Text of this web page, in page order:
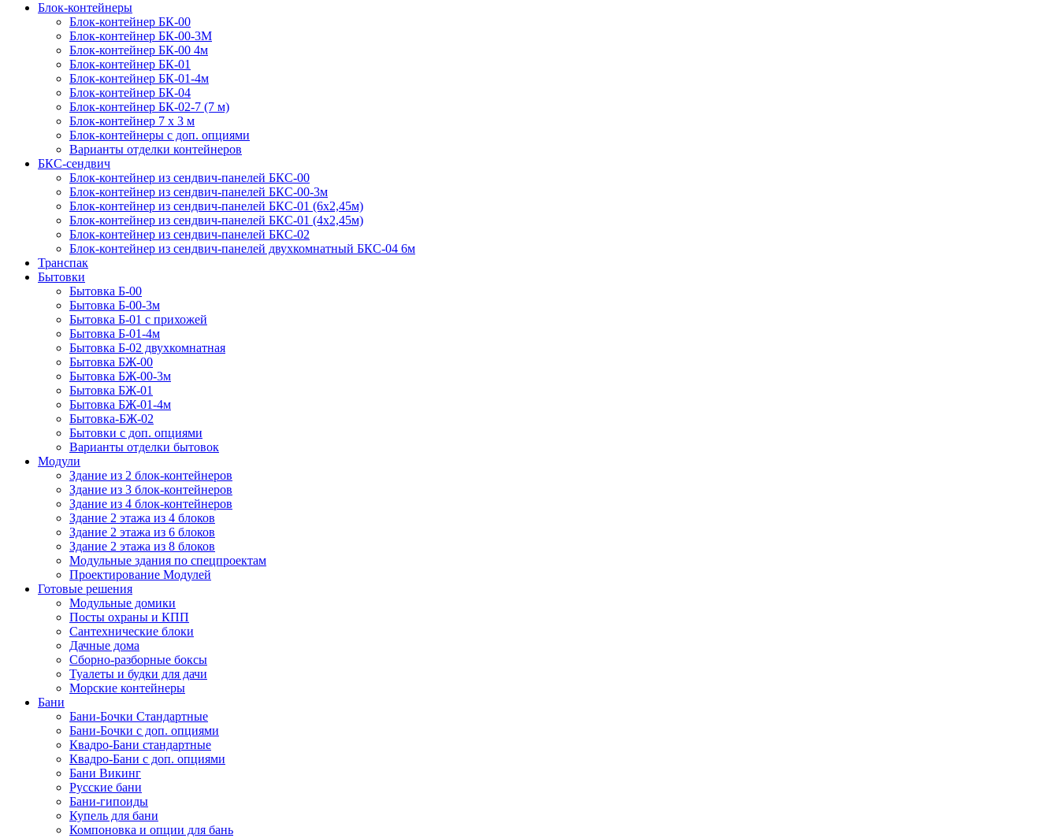
Блок-контейнеры
Блок-контейнер БК-00
Блок-контейнер БК-00-3М
Блок-контейнер БК-00 4м
Блок-контейнер БК-01
Блок-контейнер БК-01-4м
Блок-контейнер БК-04
Блок-контейнер БК-02-7 (7 м)
Блок-контейнер 7 х 3 м
Блок-контейнеры с доп. опциями
Варианты отделки контейнеров
БКС-сендвич
Блок-контейнер из сендвич-панелей БКС-00
Блок-контейнер из сендвич-панелей БКС-00-3м
Блок-контейнер из сендвич-панелей БКС-01 (6х2,45м)
Блок-контейнер из сендвич-панелей БКС-01 (4х2,45м)
Блок-контейнер из сендвич-панелей БКС-02
Блок-контейнер из сендвич-панелей двухкомнатный БКС-04 6м
Транспак
Бытовки
Бытовка Б-00
Бытовка Б-00-3м
Бытовка Б-01 с прихожей
Бытовка Б-01-4м
Бытовка Б-02 двухкомнатная
Бытовка БЖ-00
Бытовка БЖ-00-3м
Бытовка БЖ-01
Бытовка БЖ-01-4м
Бытовка-БЖ-02
Бытовки с доп. опциями
Варианты отделки бытовок
Модули
Здание из 2 блок-контейнеров
Здание из 3 блок-контейнеров
Здание из 4 блок-контейнеров
Здание 2 этажа из 4 блоков
Здание 2 этажа из 6 блоков
Здание 2 этажа из 8 блоков
Модульные здания по спецпроектам
Проектирование Модулей
Готовые решения
Модульные домики
Посты охраны и КПП
Сантехнические блоки
Дачные дома
Сборно-разборные боксы
Туалеты и будки для дачи
Морские контейнеры
Бани
Бани-Бочки Стандартные
Бани-Бочки с доп. опциями
Квадро-Бани стандартные
Квадро-Бани с доп. опциями
Бани Викинг
Русские бани
Бани-гипоиды
Купель для бани
Компоновка и опции для бань